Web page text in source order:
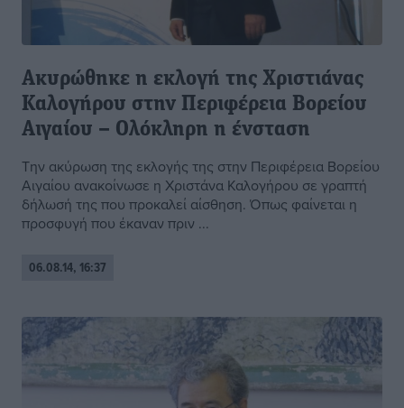
Ακυρώθηκε η εκλογή της Χριστιάνας
Καλογήρου στην Περιφέρεια Βορείου
Αιγαίου – Ολόκληρη η ένσταση
Την ακύρωση της εκλογής της στην Περιφέρεια Βορείου
Αιγαίου ανακοίνωσε η Χριστάνα Καλογήρου σε γραπτή
δήλωσή της που προκαλεί αίσθηση. Όπως φαίνεται η
προσφυγή που έκαναν πριν ...
06.08.14, 16:37